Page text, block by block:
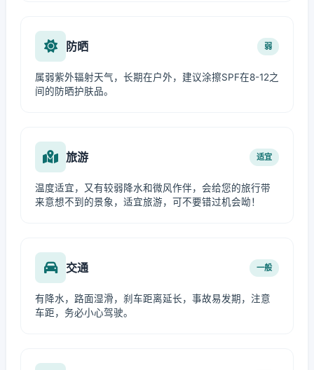
防晒 弱
属弱紫外辐射天气，长期在户外，建议涂擦SPF在8-12之
间的防晒护肤品。
旅游 适宜
温度适宜，又有较弱降水和微风作伴，会给您的旅行带
来意想不到的景象，适宜旅游，可不要错过机会呦！
交通 一般
有降水，路面湿滑，刹车距离延长，事故易发期，注意
车距，务必小心驾驶。